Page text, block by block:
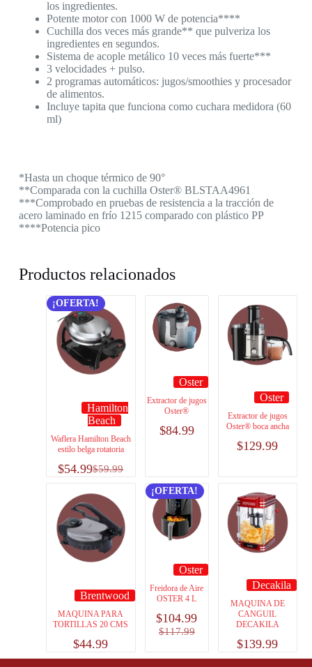
los ingredientes.
Potente motor con 1000 W de potencia****
Cuchilla dos veces más grande** que pulveriza los
ingredientes en segundos.
Sistema de acople metálico 10 veces más fuerte***
3 velocidades + pulso.
2 programas automáticos: jugos/smoothies y procesador
de alimentos.
Incluye tapita que funciona como cuchara medidora (60
ml)
*Hasta un choque térmico de 90°
**Comparada con la cuchilla Oster® BLSTAA4961
***Comprobado en pruebas de resistencia a la tracción de
acero laminado en frío 1215 comparado con plástico PP
****Potencia pico
Productos relacionados
¡OFERTA!
Hamilton
Beach
Waflera Hamilton Beach
estilo belga rotatoria
$59.99
$54.99
Oster
Extractor de jugos
Oster®
$84.99
Oster
Extractor de jugos
Oster® boca ancha
$129.99
Brentwood
MAQUINA PARA
TORTILLAS 20 CMS
$44.99
¡OFERTA!
Oster
Freidora de Aire
OSTER 4 L
$117.99
$104.99
Decakila
MAQUINA DE
CANGUIL
DECAKILA
$139.99